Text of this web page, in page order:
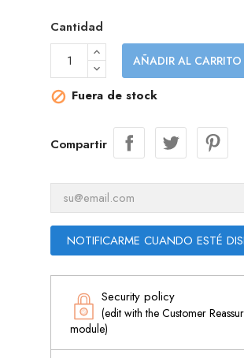
Cantidad
AÑADIR AL CARRITO
 Fuera de stock
Compartir
NOTIFICARME CUANDO ESTÉ
Security policy
(edit with the Customer
module)